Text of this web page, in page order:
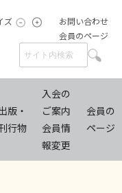
ズ
お問い合わせ
会員のページ
版・
行物
入会の
ご案内
会員情
報変更
会員の
ページ